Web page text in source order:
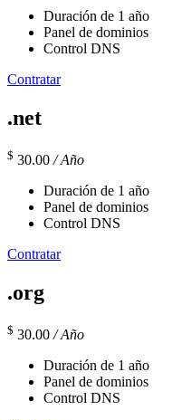
Duración de 1 año
Panel de dominios
Control DNS
Contratar
.net
$ 30.00 / Año
Duración de 1 año
Panel de dominios
Control DNS
Contratar
.org
$ 30.00/ Año
Duración de 1 año
Panel de dominios
Control DNS